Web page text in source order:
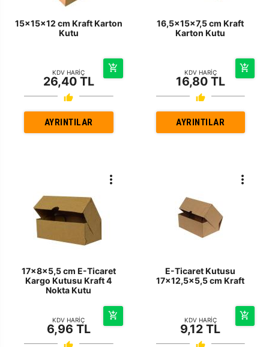
15x15x12 cm Kraft Karton
Kutu
KDV HARİÇ
26,40 TL
AYRINTILAR
16,5x15x7,5 cm Kraft
Karton Kutu
KDV HARİÇ
16,80 TL
AYRINTILAR
17x8x5,5 cm E-Ticaret
Kargo Kutusu Kraft 4
Nokta Kutu
KDV HARİÇ
6,96 TL
E-Ticaret Kutusu
17x12,5x5,5 cm Kraft
KDV HARİÇ
9,12 TL